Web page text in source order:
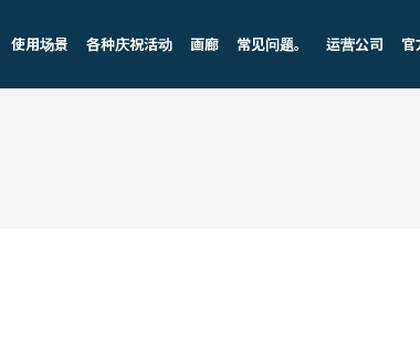
使用场景 各种庆祝活动 画廊 常见问题。 运营公司